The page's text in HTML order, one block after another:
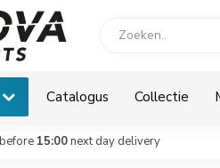
Catalogus Collectie
15:00next day delivery